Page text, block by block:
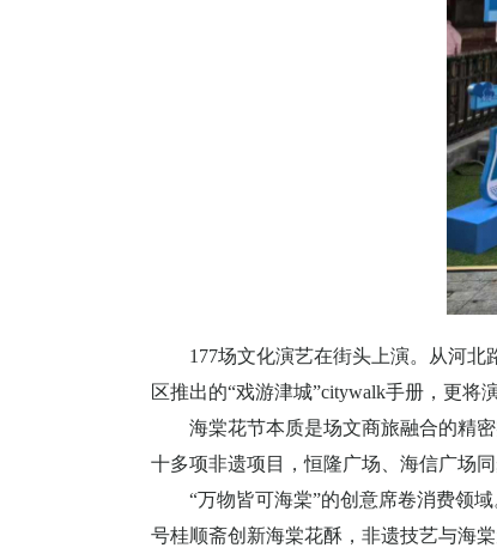
177场文化演艺在街头上演。从河北
区推出的“戏游津城”citywalk手册，更将
海棠花节本质是场文商旅融合的精
十多项非遗项目，恒隆广场、海信广场同
“万物皆可海棠”的创意席卷消费领
号桂顺斋创新海棠花酥，非遗技艺与海